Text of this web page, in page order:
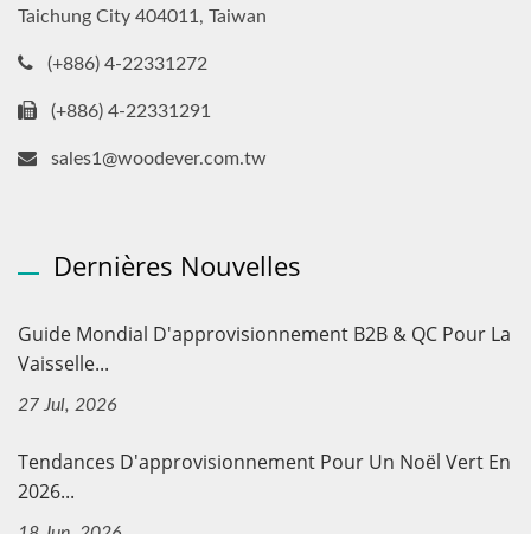
Taichung City 404011, Taiwan
(+886) 4-22331272
(+886) 4-22331291
sales1@woodever.com.tw
Dernières Nouvelles
Guide Mondial D'approvisionnement B2B & QC Pour La
Vaisselle...
27 Jul, 2026
Tendances D'approvisionnement Pour Un Noël Vert En
2026...